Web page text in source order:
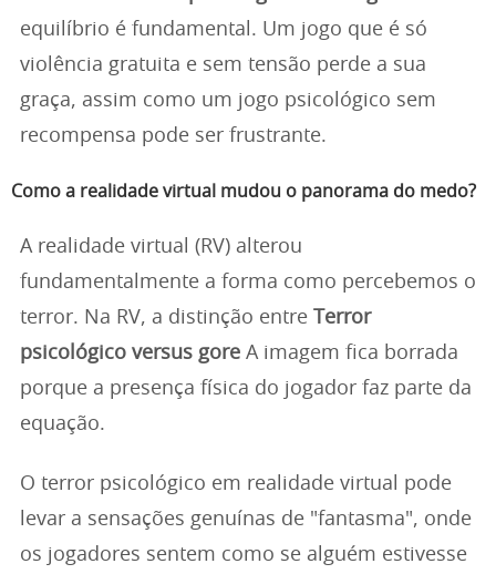
equilíbrio é fundamental. Um jogo que é só
violência gratuita e sem tensão perde a sua
graça, assim como um jogo psicológico sem
recompensa pode ser frustrante.
Como a realidade virtual mudou o panorama do medo?
A realidade virtual (RV) alterou
fundamentalmente a forma como percebemos o
terror. Na RV, a distinção entre
Terror
psicológico versus gore A imagem fica borrada
porque a presença física do jogador faz parte da
equação.
O terror psicológico em realidade virtual pode
levar a sensações genuínas de "fantasma", onde
os jogadores sentem como se alguém estivesse